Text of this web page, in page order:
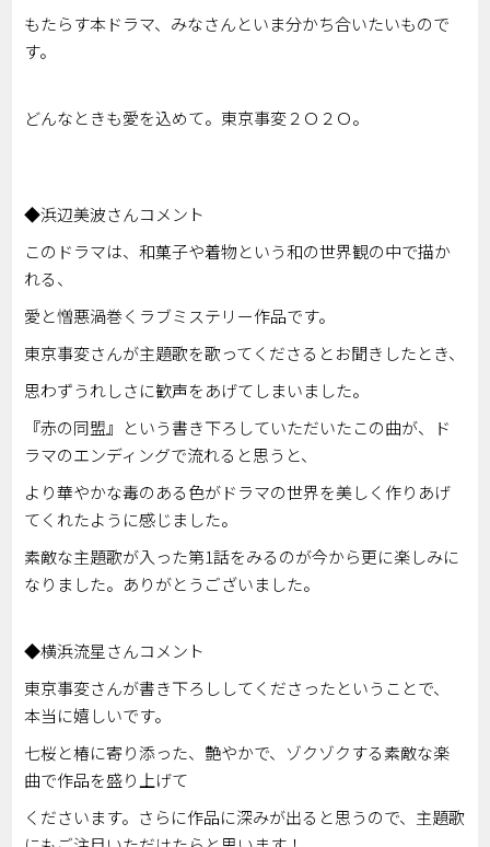
もたらす本ドラマ、みなさんといま分かち合いたいもので
す。
どんなときも愛を込めて。東京事変２Ｏ２Ｏ。
◆浜辺美波さんコメント
このドラマは、和菓子や着物という和の世界観の中で描か
れる、
愛と憎悪渦巻くラブミステリー作品です。
東京事変さんが主題歌を歌ってくださるとお聞きしたとき、
思わずうれしさに歓声をあげてしまいました。
『赤の同盟』という書き下ろしていただいたこの曲が、ド
ラマのエンディングで流れると思うと、
より華やかな毒のある色がドラマの世界を美しく作りあげ
てくれたように感じました。
素敵な主題歌が入った第1話をみるのが今から更に楽しみに
なりました。ありがとうございました。
◆横浜流星さんコメント
東京事変さんが書き下ろししてくださったということで、
本当に嬉しいです。
七桜と椿に寄り添った、艶やかで、ゾクゾクする素敵な楽
曲で作品を盛り上げて
くださいます。さらに作品に深みが出ると思うので、主題歌